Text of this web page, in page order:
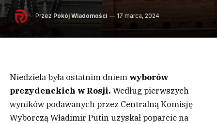
Przez Pokój Wiadomości 17 marca, 2024
Niedziela była ostatnim dniem wyborów
prezydenckich w Rosji. Według pierwszych
wyników podawanych przez Centralną Komisję
Wyborczą Władimir Putin uzyskał poparcie na